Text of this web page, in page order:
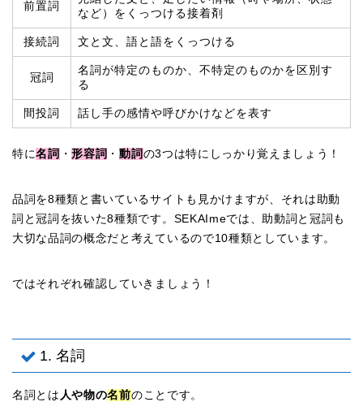
前置詞
など）をくっつける接着剤
接続詞 文と文、語と語をくっつける
冠詞
名詞が特定のものか、不特定のものかを区別す
る
間投詞 話し手の感情や呼びかけなどを表す
特に名詞 ・形容詞 ・動詞 の3つは特にしっかり覚えましょう！
品詞を8種類と書いているサイトも見かけますが、それは助動
詞と冠詞を抜いた8種類です。SEKAImeでは、助動詞と冠詞も
大切な品詞の概念だと考えているので10種類としています。
ではそれぞれ確認していきましょう！
1. 名詞
名詞とは 人や物の名前のことです。